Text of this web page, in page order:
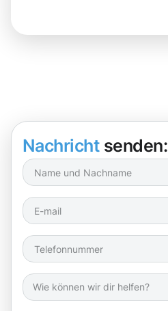
Nachricht senden: